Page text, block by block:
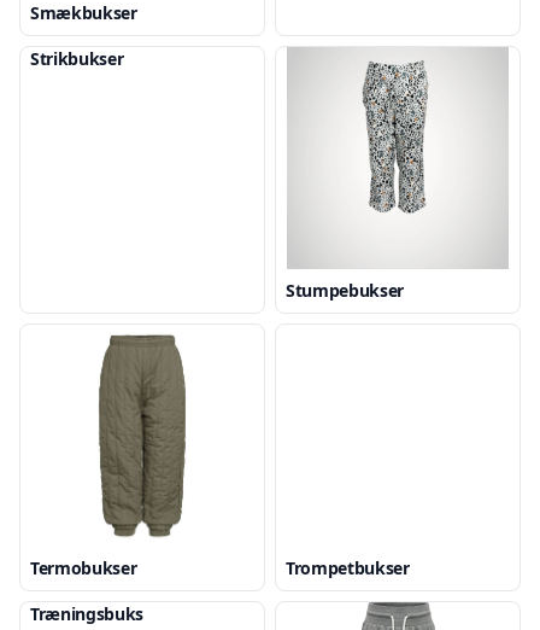
Smækbukser
Strikbukser
Stumpebukser
Termobukser
Trompetbukser
Træningsbuks